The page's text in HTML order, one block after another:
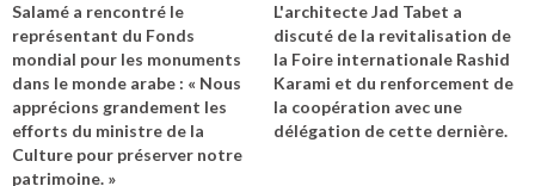
Salamé a rencontré le
représentant du Fonds
mondial pour les monuments
dans le monde arabe : « Nous
apprécions grandement les
efforts du ministre de la
Culture pour préserver notre
patrimoine. »
L'architecte Jad Tabet a
discuté de la revitalisation de
la Foire internationale Rashid
Karami et du renforcement de
la coopération avec une
délégation de cette dernière.